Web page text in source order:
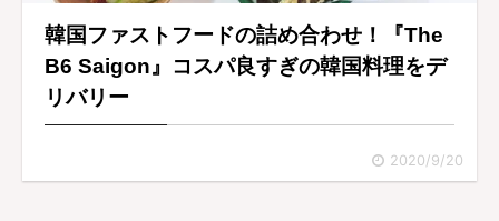
韓国ファストフードの詰め合わせ！『The
B6 Saigon』コスパ良すぎの韓国料理をデ
リバリー
2020/9/20